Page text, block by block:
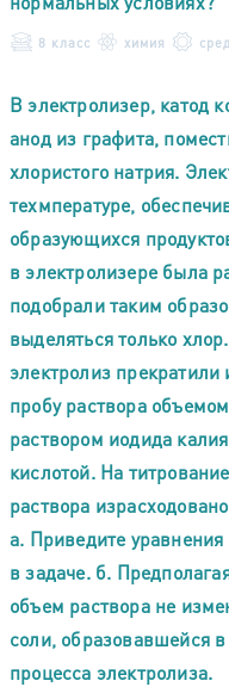
8 класс химия
В электролизер, катод
анод из графита,
хлористого натрия.
техмпературе,
образующихся
в электролизере была
подобрали таким
выделяться только
электролиз прекратили
пробу раствора
раствором иодида
кислотой. На
раствора
а. Приведите
в задаче. б.
объем раствора не
соли, образовавшейся
процесса электролиза.